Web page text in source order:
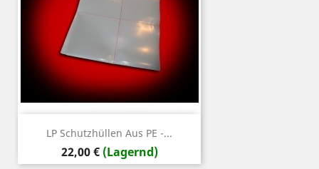
LP Schutzhüllen Aus PE -...
Preis
22,00 € (Lagernd)